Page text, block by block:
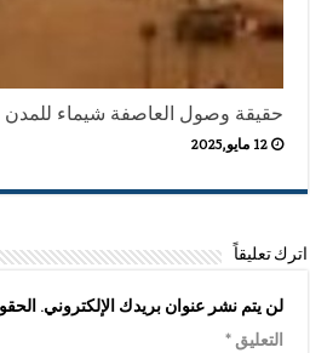
حقيقة وصول العاصفة شيماء
12 مايو,2025
اترك تعليقاً
لن يتم نشر عنوان بريدك الإلكتروني.
التعليق*